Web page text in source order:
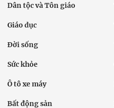
Dân tộc và Tôn giáo
Giáo dục
Đời sống
Sức khỏe
Ô tô xe máy
Bất động sản